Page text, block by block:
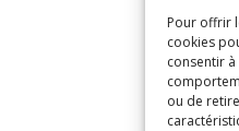
Pour offrir
cookies
consentir
ou de